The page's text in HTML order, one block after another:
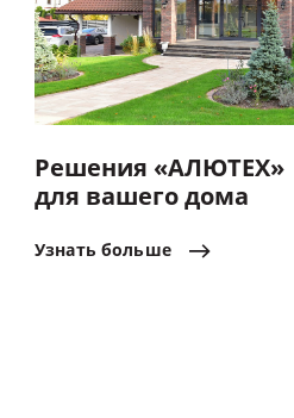
Решения «АЛЮТЕХ»
для вашего дома
Узнать больше